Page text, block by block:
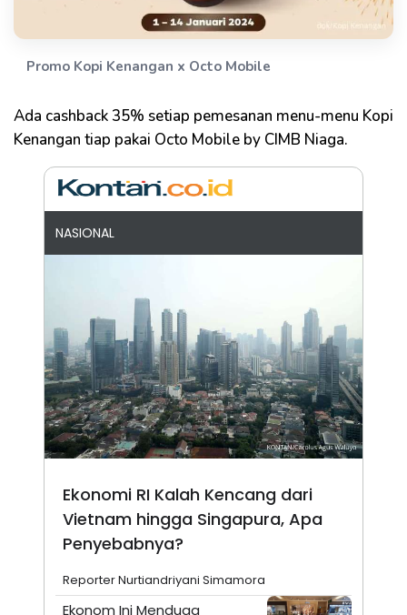
Promo Kopi Kenangan x Octo Mobile
Ada cashback 35% setiap pemesanan menu-menu Kopi
Kenangan tiap pakai Octo Mobile by CIMB Niaga.
NASIONAL
Ekonomi RI Kalah Kencang dari
Vietnam hingga Singapura, Apa
Penyebabnya?
Reporter Nurtiandriyani Simamora
Ekonom Ini Menduga